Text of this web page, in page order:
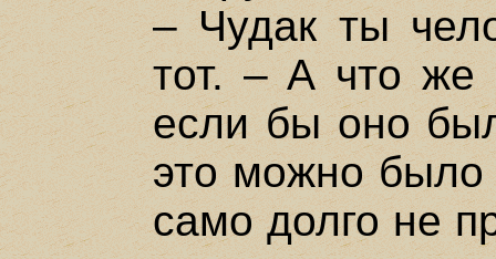
– Чудак ты
тот. – А что же
если бы оно
это можно было
само долго не